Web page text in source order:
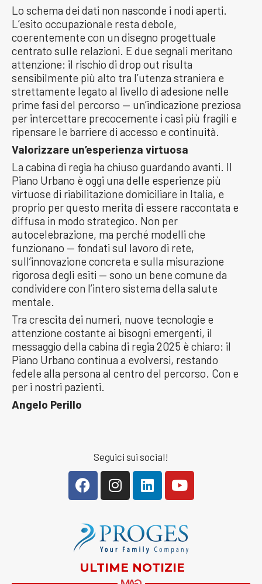
Lo schema dei dati non nasconde i nodi aperti.
L’esito occupazionale resta debole,
coerentemente con un disegno progettuale
centrato sulle relazioni. E due segnali meritano
attenzione: il rischio di drop out risulta
sensibilmente più alto tra l’utenza straniera e
strettamente legato al livello di adesione nelle
prime fasi del percorso — un’indicazione preziosa
per intercettare precocemente i casi più fragili e
ripensare le barriere di accesso e continuità.
Valorizzare un’esperienza virtuosa
La cabina di regia ha chiuso guardando avanti. Il
Piano Urbano è oggi una delle esperienze più
virtuose di riabilitazione domiciliare in Italia, e
proprio per questo merita di essere raccontata e
diffusa in modo strategico. Non per
autocelebrazione, ma perché modelli che
funzionano — fondati sul lavoro di rete,
sull’innovazione concreta e sulla misurazione
rigorosa degli esiti — sono un bene comune da
condividere con l’intero sistema della salute
mentale.
Tra crescita dei numeri, nuove tecnologie e
attenzione costante ai bisogni emergenti, il
messaggio della cabina di regia 2025 è chiaro: il
Piano Urbano continua a evolversi, restando
fedele alla persona al centro del percorso. Con e
per i nostri pazienti.
Angelo Perillo
Seguici sui social!
ULTIME NOTIZIE